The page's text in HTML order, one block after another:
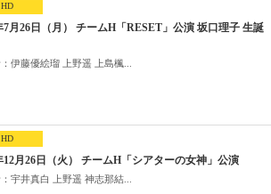
HD
7月26日（月） チームH「RESET」公演 坂口理子 生誕
伊藤優絵瑠 上野遥 上島楓...
HD
12月26日（火） チームH「シアターの女神」公演
宇井真白 上野遥 神志那結...